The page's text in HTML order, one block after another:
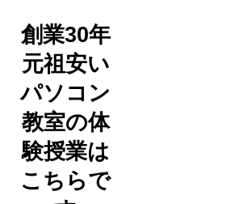
創業30年
元祖安い
パソコン
教室の体
験授業は
こちらで